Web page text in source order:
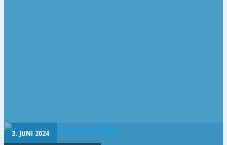
3. JUNI 2024